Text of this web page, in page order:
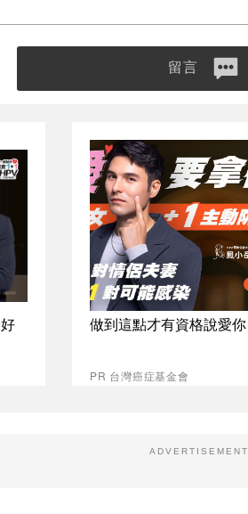
留言
做到這點才有資格說愛你
PR 台灣癌症基金會
ADVERTISEMENT